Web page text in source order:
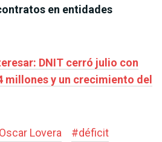
en entidades
DNIT cerró julio con
millones y un crecimiento del
Oscar Lovera #déficit